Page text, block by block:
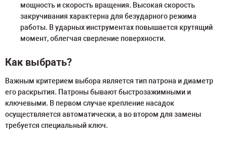
мощность и скорость вращения. Высокая скорость
закручивания характерна для безударного режима
работы. В ударных инструментах повышается крутящий
момент, облегчая сверление поверхности.
Как выбрать?
Важным критерием выбора является тип патрона и диаметр
его раскрытия. Патроны бывают быстрозажимными и
ключевыми. В первом случае крепление насадок
осуществляется автоматически, а во втором для замены
требуется специальный ключ.